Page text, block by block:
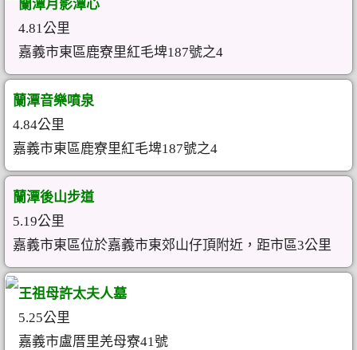
蘭潭月影潭心
4.81公里
嘉義市東區鹿寮里紅毛埤187號之4
蘭潭音樂噴泉
4.84公里
嘉義市東區鹿寮里紅毛埤187號之4
蘭潭後山步道
5.19公里
嘉義市東區位於嘉義市東郊山仔頂附近，距市區3公里
王祖母許太夫人墓
5.25公里
嘉義市盧厝里羌母寮41號